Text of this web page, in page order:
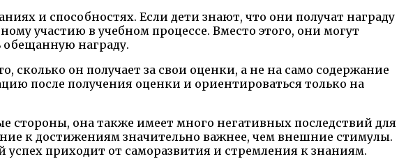
и способностях. Если дети знают, что они получат награду
участию в учебном процессе. Вместо этого, они могут
обещанную награду.
сколько он получает за свои оценки, а не на само содержание
после получения оценки и ориентироваться только на
она также имеет много негативных последствий для
к достижениям значительно важнее, чем внешние стимулы.
успех приходит от саморазвития и стремления к знаниям.